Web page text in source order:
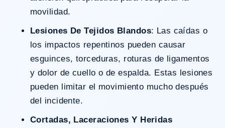
movilidad.
Lesiones De Tejidos Blandos: Las caídas o
los impactos repentinos pueden causar
esguinces, torceduras, roturas de ligamentos
y dolor de cuello o de espalda. Estas lesiones
pueden limitar el movimiento mucho después
del incidente.
Cortadas, Laceraciones Y Heridas